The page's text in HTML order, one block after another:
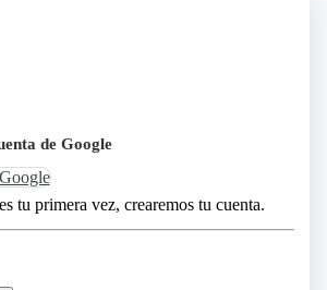
de Google
tu primera vez, crearemos tu cuenta.